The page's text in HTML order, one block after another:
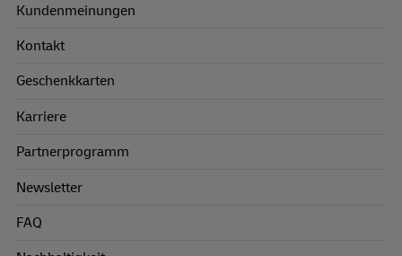
Kundenmeinungen
Kontakt
Geschenkkarten
Karriere
Partnerprogramm
Newsletter
FAQ